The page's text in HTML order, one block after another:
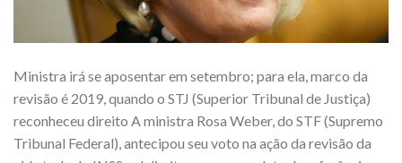
Ministra irá se aposentar em setembro; para ela, marco da
revisão é 2019, quando o STJ (Superior Tribunal de Justiça)
reconheceu direito A ministra Rosa Weber, do STF (Supremo
Tribunal Federal), antecipou seu voto na ação da revisão da